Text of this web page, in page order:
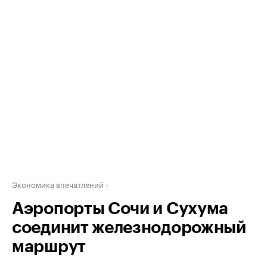
Экономика впечатлений
Аэропорты Сочи и Сухума
соединит железнодорожный
маршрут